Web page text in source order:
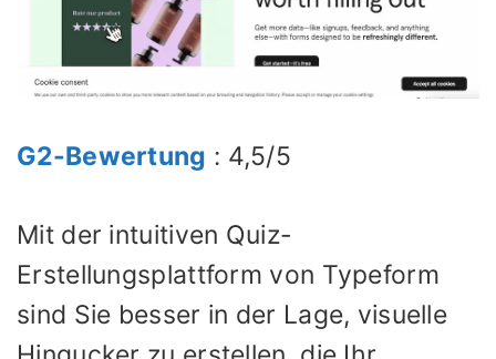
G2-Bewertung : 4,5/5
Mit der intuitiven Quiz-
Erstellungsplattform von Typeform
sind Sie besser in der Lage, visuelle